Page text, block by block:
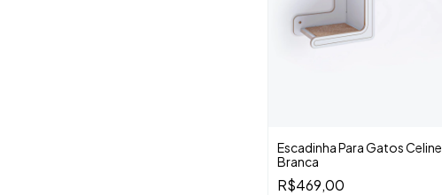
Escadinha Para Gatos Celine
Branca
R$469,00